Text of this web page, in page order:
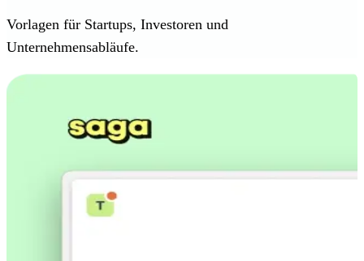
Vorlagen für Startups, Investoren und
Unternehmensabläufe.